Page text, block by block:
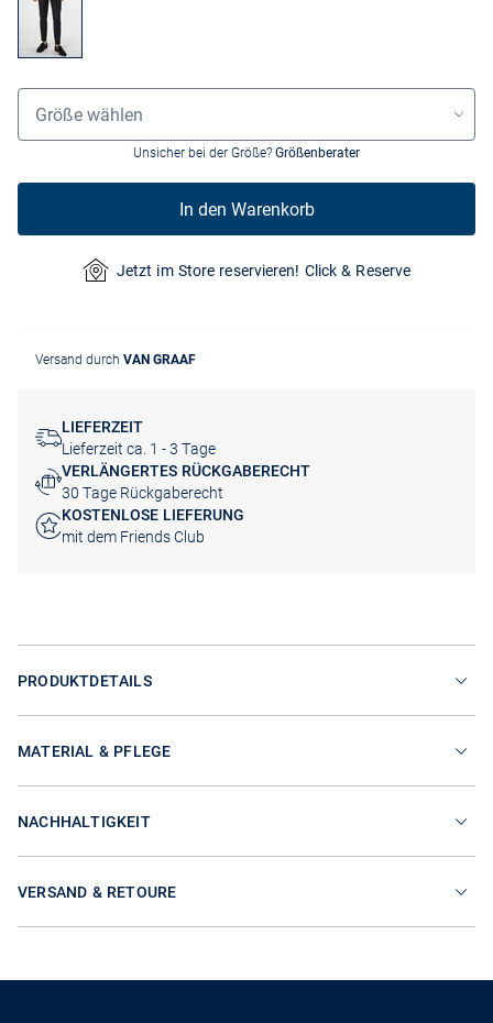
Grössenauswahl
Größe wählen
Unsicher bei der Größe? Größenberater
In den Warenkorb
Jetzt im Store reservieren! Click & Reserve
Versand durch VAN GRAAF
LIEFERZEIT
Lieferzeit ca. 1 - 3 Tage
VERLÄNGERTES RÜCKGABERECHT
30 Tage Rückgaberecht
KOSTENLOSE LIEFERUNG
mit dem Friends Club
PRODUKTDETAILS
MATERIAL & PFLEGE
NACHHALTIGKEIT
VERSAND & RETOURE